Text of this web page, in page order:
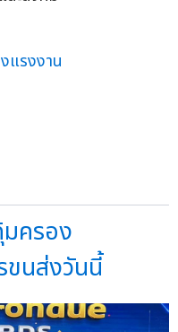
แรงงาน
ครอง
ขนส่งวันนี้